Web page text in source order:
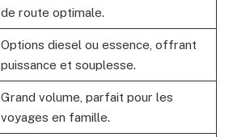
de route optimale.
Options diesel ou essence, offrant
puissance et souplesse.
Grand volume, parfait pour les
voyages en famille.